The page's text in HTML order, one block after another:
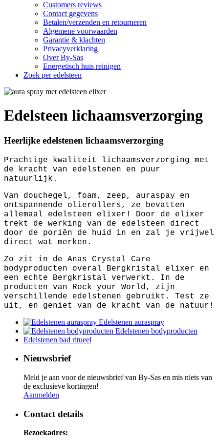
Customers reviews
Contact gegevens
Betalen/verzenden en retourneren
Algemene voorwaarden
Garantie & klachten
Privacyverklaring
Over By-Sas
Energetisch huis reinigen
Zoek per edelsteen
Edelsteen lichaamsverzorging
Heerlijke edelstenen lichaamsverzorging
Prachtige kwaliteit lichaamsverzorging met
de kracht van edelstenen en puur
natuurlijk.
Van douchegel, foam, zeep, auraspay en
ontspannende olierollers, ze bevatten
allemaal edelsteen elixer! Door de elixer
trekt de werking van de edelsteen direct
door de poriën de huid in en zal je vrijwel
direct wat merken.
Zo zit in de Anas Crystal Care
bodyproducten overal Bergkristal elixer en
een echte Bergkristal verwerkt. In de
producten van Rock your World, zijn
verschillende edelstenen gebruikt. Test ze
uit, en geniet van de kracht van de natuur!
Edelstenen auraspray
Edelstenen bodyproducten
Edelstenen bad ritueel
Nieuwsbrief
Meld je aan voor de nieuwsbrief van By-Sas en mis niets van
de exclusieve kortingen!
Aanmelden
Contact details
Bezoekadres: